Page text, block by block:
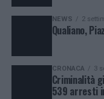
NEWS 2
Qualiano,
CRONACA 3
Criminalità
539 arresti